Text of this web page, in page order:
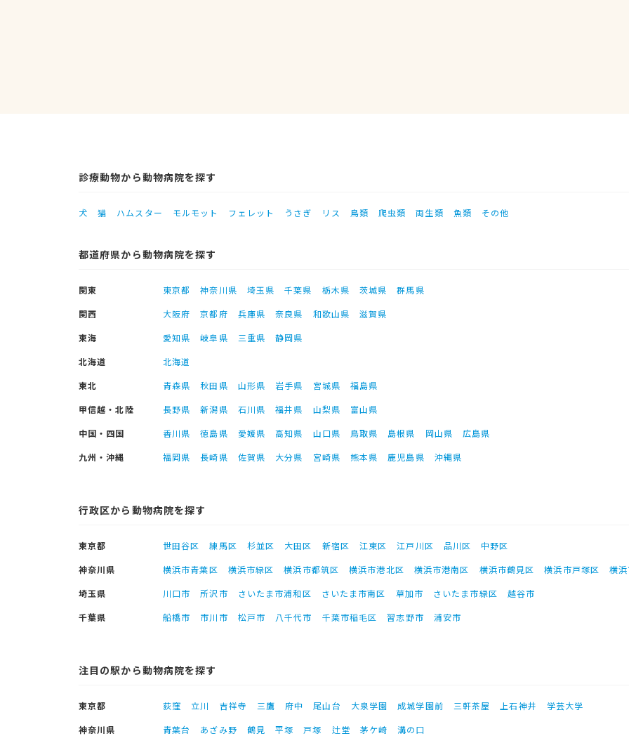
診療動物から動物病院を探す
犬 猫 ハムスター モルモット フェレット うさぎ リス 鳥類 爬虫類 両生類 魚類 その他
都道府県から動物病院を探す
関東 東京都 神奈川県 埼玉県 千葉県 栃木県 茨城県
群馬県
関西
大阪府 京都府 兵庫県 奈良県 和歌山県
滋賀県
東海
愛知県 岐阜県 三重県
静岡県
北海道
北海道
東北
青森県 秋田県 山形県 岩手県 宮城県
福島県
甲信越・北陸
長野県 新潟県 石川県 福井県 山梨県
富山県
中国・四国
香川県 徳島県 愛媛県 高知県 山口県 鳥取県 島根県 岡山県
広島県
九州・沖縄
福岡県 長崎県 佐賀県 大分県 宮崎県 熊本県 鹿児島県 沖縄県
行政区から動物病院を探す
東京都 世田谷区 練馬区 杉並区 大田区 新宿区 江東区 江戸川区 品川区
中野区
神奈川県
横浜市青葉区 横浜市緑区 横浜市都筑区 横浜市港北区 横浜市港南区 横浜市鶴見区 横浜市戸塚区
横
埼玉県
川口市 所沢市 さいたま市浦和区 さいたま市南区 草加市 さいたま市緑区
越谷市
千葉県
船橋市 市川市 松戸市 八千代市 千葉市稲毛区 習志野市 浦安市
注目の駅から動物病院を探す
東京都 荻窪 立川 吉祥寺 三鷹 府中 尾山台 大泉学園 成城学園前 三軒茶屋 上石神井
学芸大学
神奈川県
青葉台 あざみ野 鶴見 平塚 戸塚 辻堂 茅ケ崎
溝の口